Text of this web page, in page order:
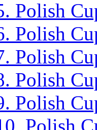
Polish
Polish
Polish
Polish
Polish
Polish